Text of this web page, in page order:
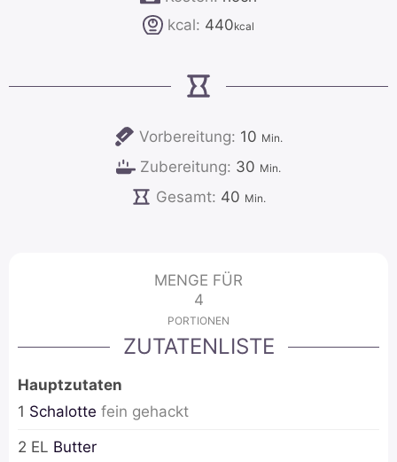
kcal: 440kcal
Vorbereitung: 10Minuten
Min.
Zubereitung: 30 Minuten
Min.
Gesamt: 40Minuten
Min.
MENGE FÜR
4
PORTIONEN
ZUTATENLISTE
Hauptzutaten
1 Schalotte fein gehackt
2 EL Butter